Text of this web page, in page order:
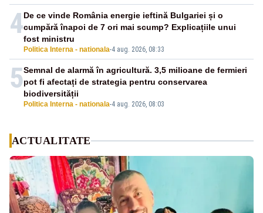
4
Politica Interna - nationala-4 aug. 2026, 08:33
De ce vinde România energie ieftină Bulgariei și o
cumpără înapoi de 7 ori mai scump? Explicațiile unui
fost ministru
5
Politica Interna - nationala-4 aug. 2026, 08:03
Semnal de alarmă în agricultură. 3,5 milioane de fermieri
pot fi afectați de strategia pentru conservarea
biodiversității
ACTUALITATE